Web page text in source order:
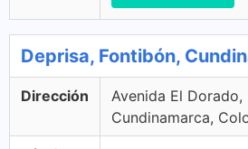
Deprisa, Fontibón,
Dirección
Avenida El Dorado,
Cundinamarca,